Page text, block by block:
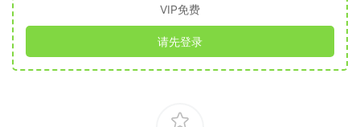
VIP免费
请先登录